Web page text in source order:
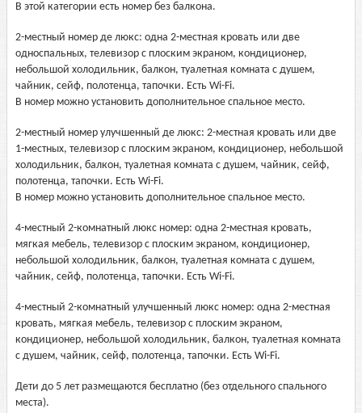
В этой категории есть номер без балкона.
2-местный номер де люкс: одна 2-местная кровать или две
односпальных, телевизор с плоским экраном, кондиционер,
небольшой холодильник, балкон, туалетная комната с душем,
чайник, сейф, полотенца, тапочки. Есть Wi-Fi.
В номер можно установить дополнительное спальное место.
2-местный номер улучшенный де люкс: 2-местная кровать или две
1-местных, телевизор с плоским экраном, кондиционер, небольшой
холодильник, балкон, туалетная комната с душем, чайник, сейф,
полотенца, тапочки. Есть Wi-Fi.
В номер можно установить дополнительное спальное место.
4-местный 2-комнатный люкс номер: одна 2-местная кровать,
мягкая мебель, телевизор с плоским экраном, кондиционер,
небольшой холодильник, балкон, туалетная комната с душем,
чайник, сейф, полотенца, тапочки. Есть Wi-Fi.
4-местный 2-комнатный улучшенный люкс номер: одна 2-местная
кровать, мягкая мебель, телевизор с плоским экраном,
кондиционер, небольшой холодильник, балкон, туалетная комната
с душем, чайник, сейф, полотенца, тапочки. Есть Wi-Fi.
Дети до 5 лет размещаются бесплатно (без отдельного спального
места).